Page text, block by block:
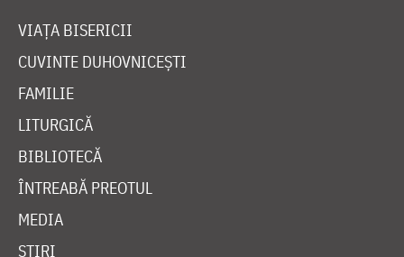
VIAȚA BISERICII
CUVINTE DUHOVNICEȘTI
FAMILIE
LITURGICĂ
BIBLIOTECĂ
ÎNTREABĂ PREOTUL
MEDIA
ȘTIRI